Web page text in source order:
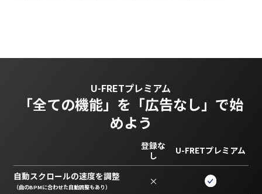
U-FRETプレミアム
「全ての機能」を 「広告なし」で始
めよう
登録な
し
U-FRETプレミアム
自動スクロールの速度を調整
（曲のBPMに合わせた自動調整もあり） ×